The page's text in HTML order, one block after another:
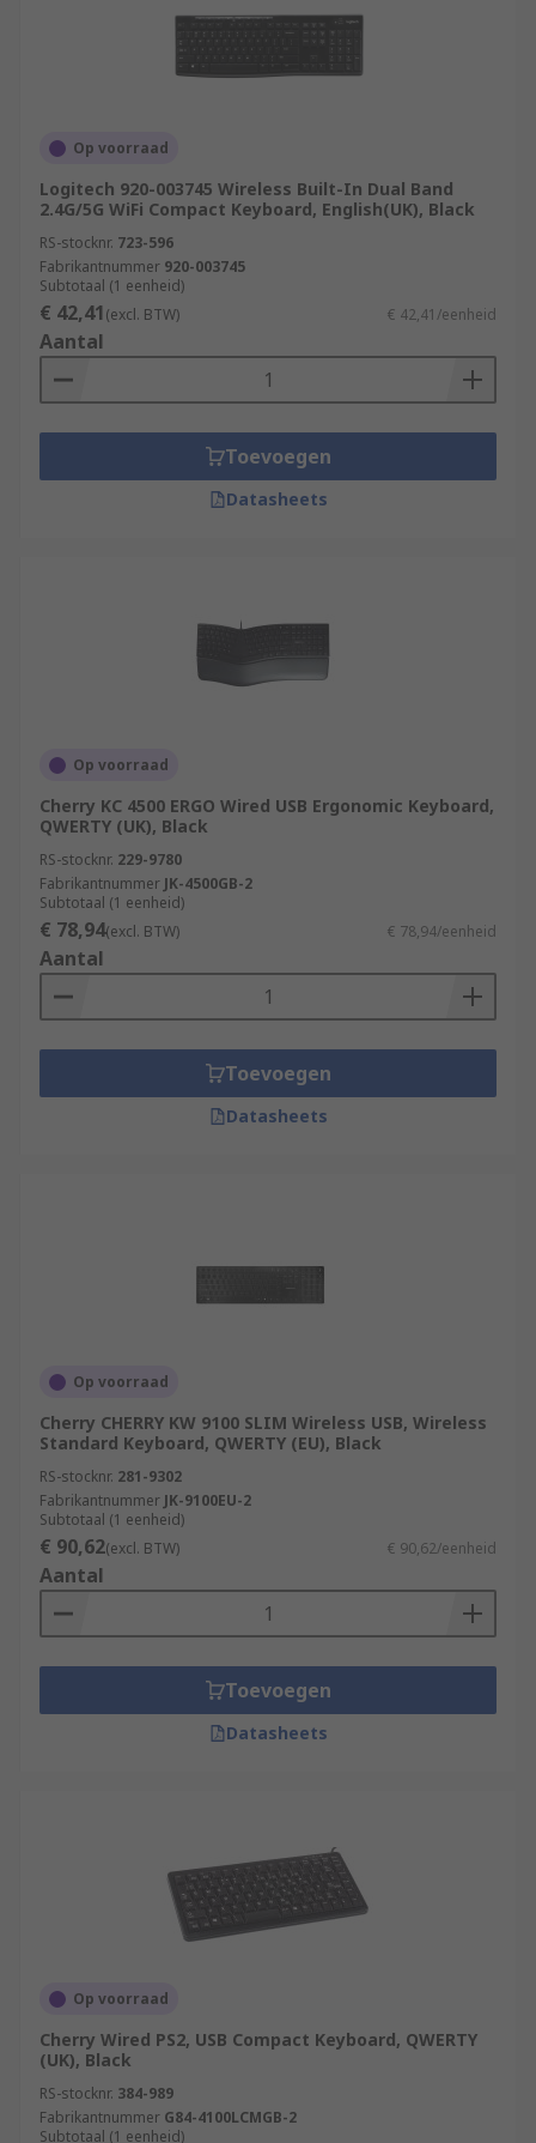
Op voorraad
Logitech 920-003745 Wireless Built-In Dual Band
2.4G/5G WiFi Compact Keyboard, English(UK), Black
RS-stocknr. 723-596
Fabrikantnummer 920-003745
Subtotaal (1 eenheid)
€ 42,41(excl. BTW) € 42,41/eenheid
Aantal
Toevoegen
Datasheets
Op voorraad
Cherry KC 4500 ERGO Wired USB Ergonomic Keyboard,
QWERTY (UK), Black
RS-stocknr. 229-9780
Fabrikantnummer JK-4500GB-2
Subtotaal (1 eenheid)
€ 78,94(excl. BTW) € 78,94/eenheid
Aantal
Toevoegen
Datasheets
Op voorraad
Cherry CHERRY KW 9100 SLIM Wireless USB, Wireless
Standard Keyboard, QWERTY (EU), Black
RS-stocknr. 281-9302
Fabrikantnummer JK-9100EU-2
Subtotaal (1 eenheid)
€ 90,62(excl. BTW) € 90,62/eenheid
Aantal
Toevoegen
Datasheets
Op voorraad
Cherry Wired PS2, USB Compact Keyboard, QWERTY
(UK), Black
RS-stocknr. 384-989
Fabrikantnummer G84-4100LCMGB-2
Subtotaal (1 eenheid)